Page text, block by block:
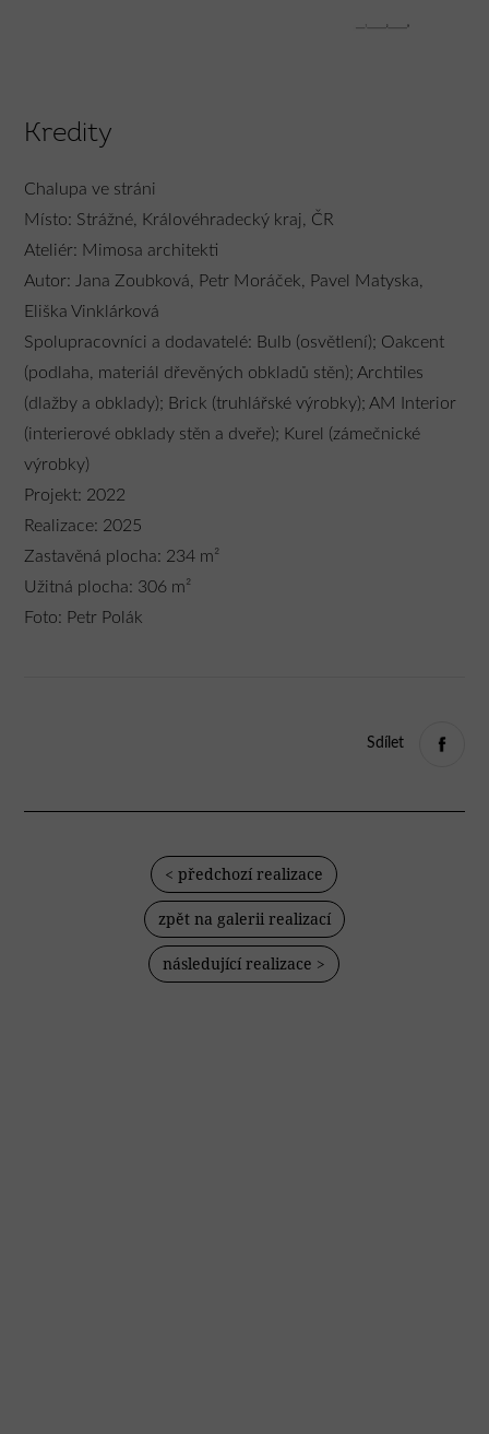
Kredity
Chalupa ve stráni
Místo: Strážné, Královéhradecký kraj, ČR
Ateliér: Mimosa architekti
Autor: Jana Zoubková, Petr Moráček, Pavel Matyska,
Eliška Vinklárková
Spolupracovníci a dodavatelé: Bulb (osvětlení); Oakcent
(podlaha, materiál dřevěných obkladů stěn); Archtiles
(dlažby a obklady); Brick (truhlářské výrobky); AM Interior
(interierové obklady stěn a dveře); Kurel (zámečnické
výrobky)
Projekt: 2022
Realizace: 2025
Zastavěná plocha: 234 m²
Užitná plocha: 306 m²
Foto: Petr Polák
Sdílet
< předchozí realizace
zpět na galerii realizací
následující realizace >